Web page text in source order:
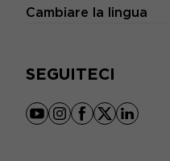
Cambiare la lingua
SEGUITECI
youtube
instagram
facebook
x linkedin